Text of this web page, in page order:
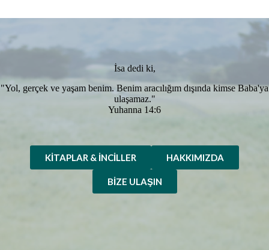
İsa dedi ki,
"Yol, gerçek ve yaşam benim. Benim aracılığım dışında kimse Baba'ya
ulaşamaz."
Yuhanna 14:6
KITAPLAR & İNCILLER HAKKIMIZDA
BIZE ULAŞIN